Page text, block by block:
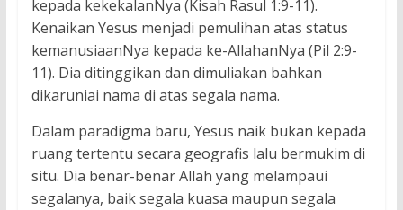
kepada kekekalanNya (Kisah Rasul 1:9-11).
Kenaikan Yesus menjadi pemulihan atas status
kemanusiaanNya kepada ke-AllahanNya (Pil 2:9-
11). Dia ditinggikan dan dimuliakan bahkan
dikaruniai nama di atas segala nama.
Dalam paradigma baru, Yesus naik bukan kepada
ruang tertentu secara geografis lalu bermukim di
situ. Dia benar-benar Allah yang melampaui
segalanya, baik segala kuasa maupun segala